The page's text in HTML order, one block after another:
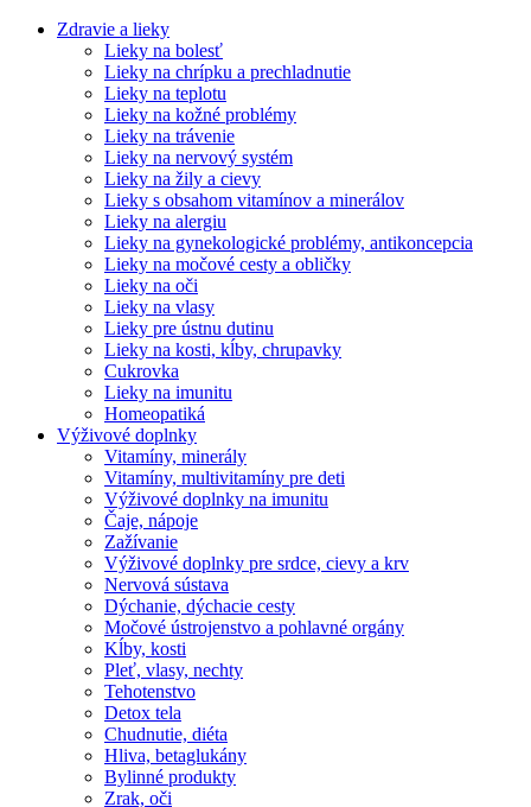
Zdravie a lieky
Lieky na bolesť
Lieky na chrípku a prechladnutie
Lieky na teplotu
Lieky na kožné problémy
Lieky na trávenie
Lieky na nervový systém
Lieky na žily a cievy
Lieky s obsahom vitamínov a minerálov
Lieky na alergiu
Lieky na gynekologické problémy, antikoncepcia
Lieky na močové cesty a obličky
Lieky na oči
Lieky na vlasy
Lieky pre ústnu dutinu
Lieky na kosti, kĺby, chrupavky
Cukrovka
Lieky na imunitu
Homeopatiká
Výživové doplnky
Vitamíny, minerály
Vitamíny, multivitamíny pre deti
Výživové doplnky na imunitu
Čaje, nápoje
Zažívanie
Výživové doplnky pre srdce, cievy a krv
Nervová sústava
Dýchanie, dýchacie cesty
Močové ústrojenstvo a pohlavné orgány
Kĺby, kosti
Pleť, vlasy, nechty
Tehotenstvo
Detox tela
Chudnutie, diéta
Hliva, betaglukány
Bylinné produkty
Zrak, oči